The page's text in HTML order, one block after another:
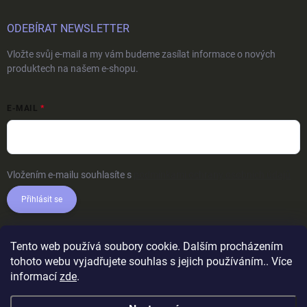
Tento web používá soubory cookie. Dalším procházením
tohoto webu vyjadřujete souhlas s jejich používáním.. Více
informací zde.
ODEBÍRAT NEWSLETTER
Vložte svůj e-mail a my vám budeme zasílat informace o nových
produktech na našem e-shopu.
E-MAIL
Vložením e-mailu souhlasíte s
Přihlásit se